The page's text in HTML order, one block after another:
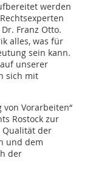
werden
Franz Otto.
alles, was für
sein kann.
unserer
sich mit
Vorarbeiten“
Rostock zur
Qualität der
und dem
der